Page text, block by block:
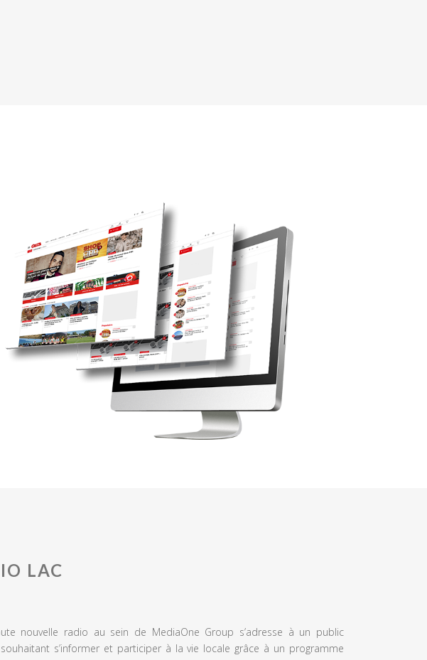
LAC
nouvelle radio au sein de MediaOne Group s’adresse à un public
s’informer et participer à la vie locale grâce à un programme